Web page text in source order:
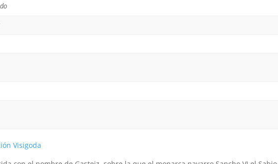
Visigoda